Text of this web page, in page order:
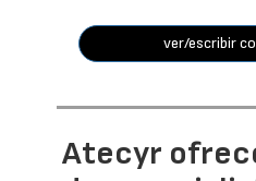
ver/escribir
Atecyr